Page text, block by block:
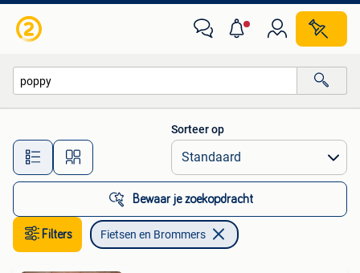
Alle afstanden…
Sorteer op
Bewaar je zoekopdracht
Filters Fietsen en Brommers